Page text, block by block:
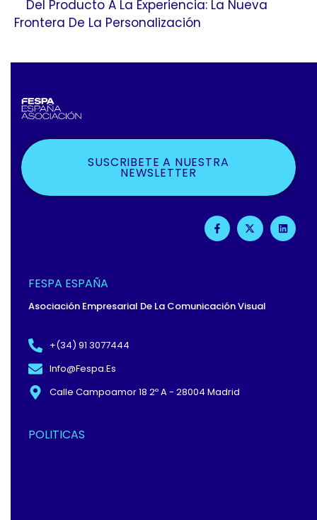
Del Producto A La Experiencia: La Nueva
Frontera De La Personalización
SUSCRIBETE A NUESTRA
NEWSLETTER
F
A
C
F
X
-
T
L
I
N
FESPA ESPAÑA
Asociación Empresarial De La Comunicación Visual
+(34) 91 3077444
Info@fespa.es
Calle Campoamor 18 2º A - 28004 Madrid
POLITICAS